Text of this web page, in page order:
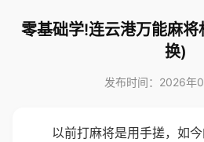
零基础学!连云港万能麻
换)
发布时间：2026年
以前打麻将是用手搓，如